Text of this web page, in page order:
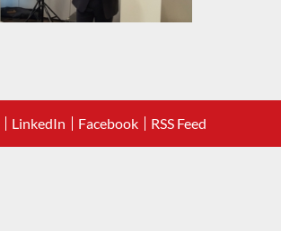
LinkedIn Facebook RSS Feed